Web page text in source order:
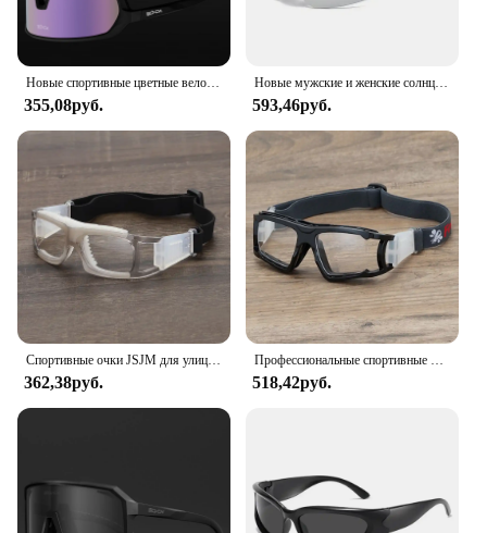
355,08руб.
Новые мужские и женские солнцезащитные очки для занятий спортом на открытом воздухе, UV400, велоспорта, вождения, путешествий могут быть оснащены тканевой коробкой для очков
593,46руб.
362,38руб. 518,42руб.